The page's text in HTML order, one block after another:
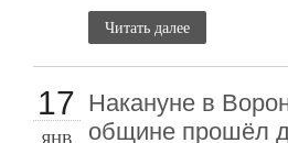
Читать далее
17
ЯНВ
Накануне в
общине прошёл